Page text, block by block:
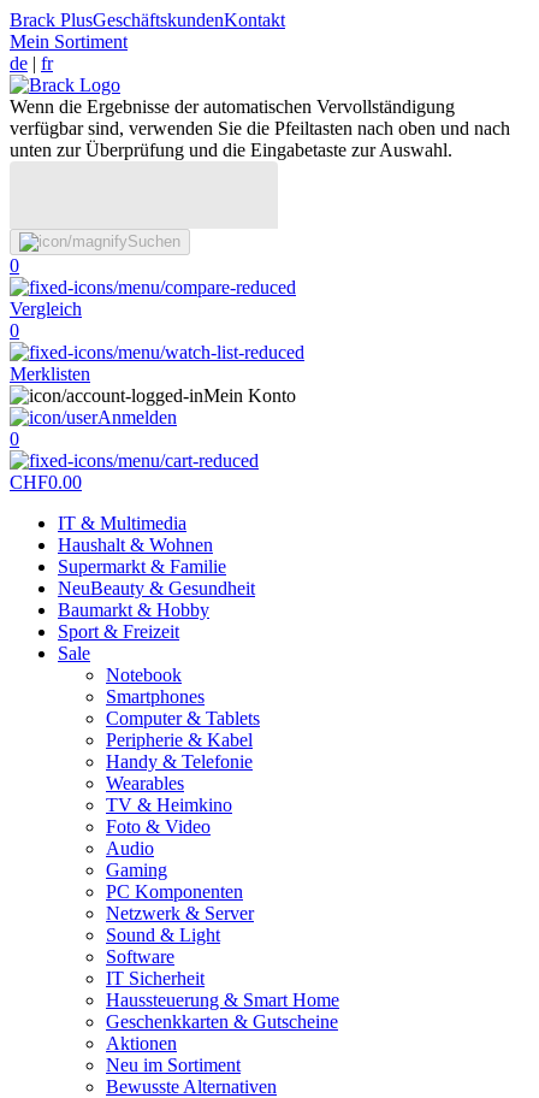
Brack PlusGeschäftskundenKontakt
Mein Sortiment
de | fr
Wenn die Ergebnisse der automatischen Vervollständigung
verfügbar sind, verwenden Sie die Pfeiltasten nach oben und nach
unten zur Überprüfung und die Eingabetaste zur Auswahl.
Suchen
0
Vergleich
0
Merklisten
Mein Konto
Anmelden
0
CHF0.00
IT & Multimedia
Haushalt & Wohnen
Supermarkt & Familie
NeuBeauty & Gesundheit
Baumarkt & Hobby
Sport & Freizeit
Sale
Notebook
Smartphones
Computer & Tablets
Peripherie & Kabel
Handy & Telefonie
Wearables
TV & Heimkino
Foto & Video
Audio
Gaming
PC Komponenten
Netzwerk & Server
Sound & Light
Software
IT Sicherheit
Haussteuerung & Smart Home
Geschenkkarten & Gutscheine
Aktionen
Neu im Sortiment
Bewusste Alternativen